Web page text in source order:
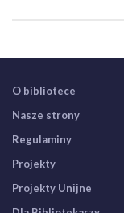
O bibliotece
Nasze strony
Regulaminy
Projekty
Projekty Unijne